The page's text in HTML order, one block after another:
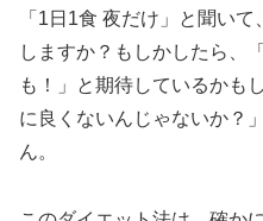
「1日1食 夜だけ」と聞い
しますか？もしかしたら、
も！」と期待しているかも
に良くないんじゃないか？
ん。